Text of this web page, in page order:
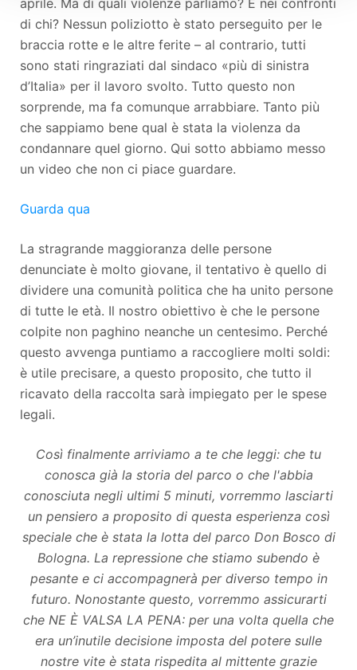
di chi? Nessun poliziotto è stato perseguito per le
braccia rotte e le altre ferite – al contrario, tutti
sono stati ringraziati dal sindaco «più di sinistra
d’Italia» per il lavoro svolto. Tutto questo non
sorprende, ma fa comunque arrabbiare. Tanto più
che sappiamo bene qual è stata la violenza da
condannare quel giorno. Qui sotto abbiamo messo
un video che non ci piace guardare.
Guarda qua
La stragrande maggioranza delle persone
denunciate è molto giovane, il tentativo è quello di
dividere una comunità politica che ha unito persone
di tutte le età. Il nostro obiettivo è che le persone
colpite non paghino neanche un centesimo. Perché
questo avvenga puntiamo a raccogliere molti soldi:
è utile precisare, a questo proposito, che tutto il
ricavato della raccolta sarà impiegato per le spese
legali.
Così finalmente arriviamo a te che leggi: che tu
conosca già la storia del parco o che l'abbia
conosciuta negli ultimi 5 minuti, vorremmo lasciarti
un pensiero a proposito di questa esperienza così
speciale che è stata la lotta del parco Don Bosco di
Bologna. La repressione che stiamo subendo è
pesante e ci accompagnerà per diverso tempo in
futuro. Nonostante questo, vorremmo assicurarti
che NE È VALSA LA PENA: per una volta quella che
era un’inutile decisione imposta del potere sulle
nostre vite è stata rispedita al mittente grazie